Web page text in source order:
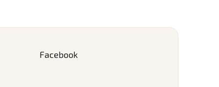
Facebook